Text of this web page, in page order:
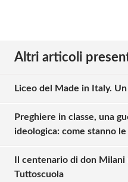
Altri articoli
Liceo del Made in Italy.
Preghiere in classe, una
ideologica: come stanno le
Il centenario di don
Tuttoscuola